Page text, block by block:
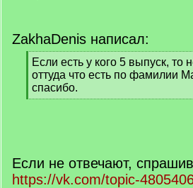
ZakhaDenis написал:
[
q
]
Если есть у кого 5 выпуск, то
оттуда что есть по фамилии
спасибо.
[
Если не отвечают,
https://vk.com/topic-